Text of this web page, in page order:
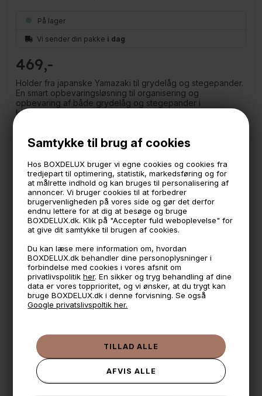
Samtykke til brug af cookies
Hos BOXDELUX bruger vi egne cookies og cookies fra
tredjepart til optimering, statistik, markedsføring og for
at målrette indhold og kan bruges til personalisering af
annoncer. Vi bruger cookies til at forbedrer
brugervenligheden på vores side og gør det derfor
endnu lettere for at dig at besøge og bruge
BOXDELUX.dk. Klik på "Accepter fuld weboplevelse" for
at give dit samtykke til brugen af cookies.
Du kan læse mere information om, hvordan
BOXDELUX.dk behandler dine personoplysninger i
forbindelse med cookies i vores afsnit om
privatlivspolitikher. En sikker og tryg behandling af dine
data er vores topprioritet, og vi ønsker, at du trygt kan
bruge BOXDELUX.dk i denne forvisning. Se også
Google privatslivspoltik her.
På lager
Vi sender din pakke i dag
469
Holder fra japanske Yamazaki til grydelåg og stegepander.
En smart opbevaringsløsning til organisering og
opbevaring af både grydelåg og stegepander i
køkkenskufferne.
rummene, så de passer til lige netop dine stegepander og
Fremstillet af resin.
Måler 45 cm i bredden
20 cm i dybden
17,5 cm i højden.
Indstillelig - dvs du kan flytte afstandsstykkerne, så de
passer til både små og store låg.
🕚 Bestil inden 11 & vi sender samme dag på hverdage
🧺 Kan du lægge varen i kurven, er den på lager
📦 Fragtfri v. køb over 999,- ellers fra 49,- med GLS
💳 Betal med
📱 Kundeservice 50446800 (9-12)